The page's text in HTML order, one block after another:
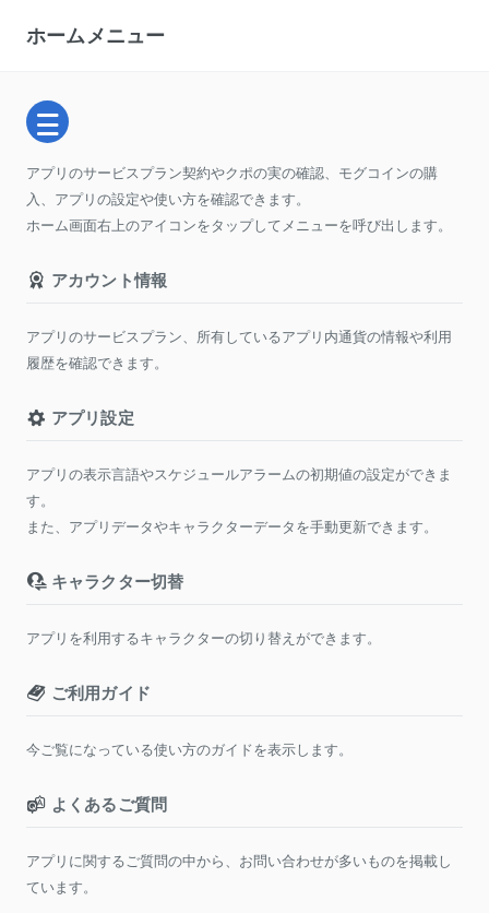
ホームメニュー
アプリのサービスプラン契約やクポの実の確認、モグコインの購
入、アプリの設定や使い方を確認できます。
ホーム画面右上のアイコンをタップしてメニューを呼び出します。
アカウント情報
アプリのサービスプラン、所有しているアプリ内通貨の情報や利用
履歴を確認できます。
アプリ設定
アプリの表示言語やスケジュールアラームの初期値の設定ができま
す。
また、アプリデータやキャラクターデータを手動更新できます。
キャラクター切替
アプリを利用するキャラクターの切り替えができます。
ご利用ガイド
今ご覧になっている使い方のガイドを表示します。
よくあるご質問
アプリに関するご質問の中から、お問い合わせが多いものを掲載し
ています。